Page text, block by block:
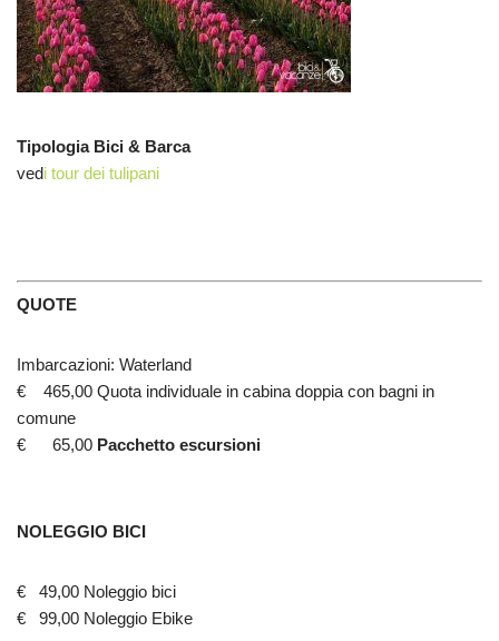
Tipologia Bici & Barca
vedi tour dei tulipani
QUOTE
Imbarcazioni: Waterland
€ 465,00 Quota individuale in cabina doppia con bagni in
comune
€ 65,00 Pacchetto escursioni
NOLEGGIO BICI
€ 49,00 Noleggio bici
€ 99,00 Noleggio Ebike